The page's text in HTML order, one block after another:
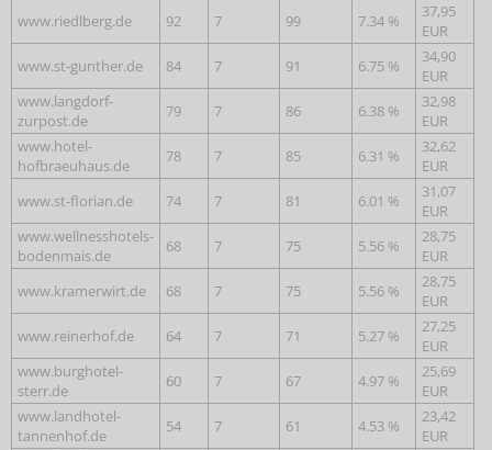
www.riedlberg.de
92 7 99 7.34 %
37,95
EUR
www.st-gunther.de
84 7 91 6.75 %
34,90
EUR
www.langdorf-
zurpost.de
79 7 86 6.38 %
32,98
EUR
www.hotel-
hofbraeuhaus.de
78 7 85 6.31 %
32,62
EUR
www.st-florian.de
74 7 81 6.01 %
31,07
EUR
www.wellnesshotels-
bodenmais.de
68 7 75 5.56 %
28,75
EUR
www.kramerwirt.de
68 7 75 5.56 %
28,75
EUR
www.reinerhof.de
64 7 71 5.27 %
27,25
EUR
www.burghotel-
sterr.de
60 7 67 4.97 %
25,69
EUR
www.landhotel-
tannenhof.de
54 7 61 4.53 %
23,42
EUR